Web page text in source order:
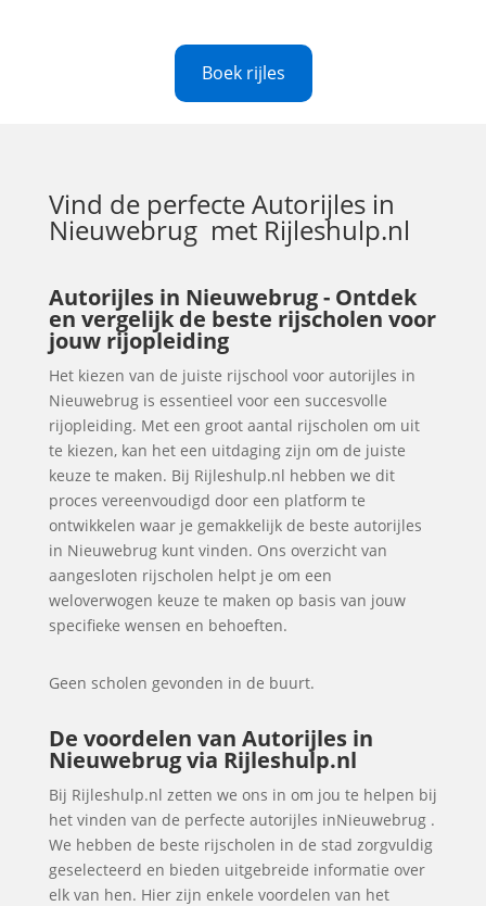
Boek rijles
Vind de perfecteAutorijles in
Nieuwebrug met Rijleshulp.nl
Autorijles in Nieuwebrug - Ontdek
en vergelijk de beste rijscholen voor
jouw rijopleiding
Het kiezen van de juiste rijschool voor autorijles in
Nieuwebrug is essentieel voor een succesvolle
rijopleiding. Met een groot aantal rijscholen om uit
te kiezen, kan het een uitdaging zijn om de juiste
keuze te maken. Bij Rijleshulp.nl hebben we dit
proces vereenvoudigd door een platform te
ontwikkelen waar je gemakkelijk de beste autorijles
in Nieuwebrug kunt vinden. Ons overzicht van
aangesloten rijscholen helpt je om een
weloverwogen keuze te maken op basis van jouw
specifieke wensen en behoeften.
Geen scholen gevonden in de buurt.
De voordelen van Autorijles in
Nieuwebrug via Rijleshulp.nl
Bij Rijleshulp.nl zetten we ons in om jou te helpen bij
het vinden van de perfecte autorijles inNieuwebrug .
We hebben de beste rijscholen in de stad zorgvuldig
geselecteerd en bieden uitgebreide informatie over
elk van hen. Hier zijn enkele voordelen van het